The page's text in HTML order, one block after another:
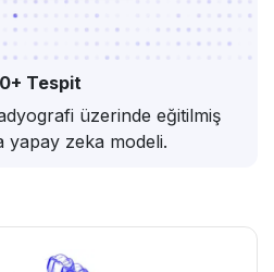
Tespit
üzerinde eğitilmiş
yapay zeka modeli.